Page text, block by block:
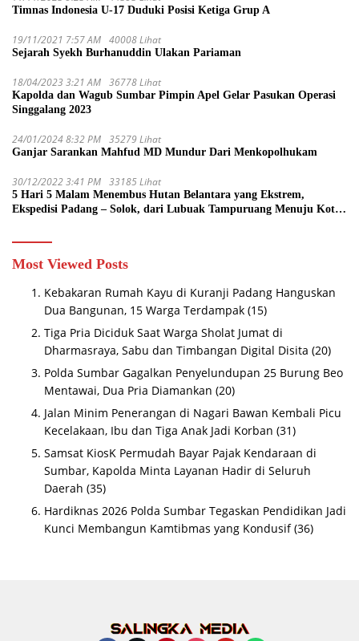
Timnas Indonesia U-17 Duduki Posisi Ketiga Grup A
19/11/2021 7:57 AM 40008 Lihat
Sejarah Syekh Burhanuddin Ulakan Pariaman
18/04/2023 3:21 AM 36778 Lihat
Kapolda dan Wagub Sumbar Pimpin Apel Gelar Pasukan Operasi
Singgalang 2023
24/01/2024 8:32 PM 35279 Lihat
Ganjar Sarankan Mahfud MD Mundur Dari Menkopolhukam
30/12/2022 3:41 PM 33185 Lihat
5 Hari 5 Malam Menembus Hutan Belantara yang Ekstrem,
Ekspedisi Padang – Solok, dari Lubuak Tampuruang Menuju Koto
Most Viewed Posts
Kebakaran Rumah Kayu di Kuranji Padang Hanguskan
Dua Bangunan, 15 Warga Terdampak (15)
Tiga Pria Diciduk Saat Warga Sholat Jumat di
Dharmasraya, Sabu dan Timbangan Digital Disita (20)
Polda Sumbar Gagalkan Penyelundupan 25 Burung Beo
Mentawai, Dua Pria Diamankan (20)
Jalan Minim Penerangan di Nagari Bawan Kembali Picu
Kecelakaan, Ibu dan Tiga Anak Jadi Korban (31)
Samsat KiosK Permudah Bayar Pajak Kendaraan di
Sumbar, Kapolda Minta Layanan Hadir di Seluruh
Daerah (35)
Hardiknas 2026 Polda Sumbar Tegaskan Pendidikan Jadi
Kunci Membangun Kamtibmas yang Kondusif (36)